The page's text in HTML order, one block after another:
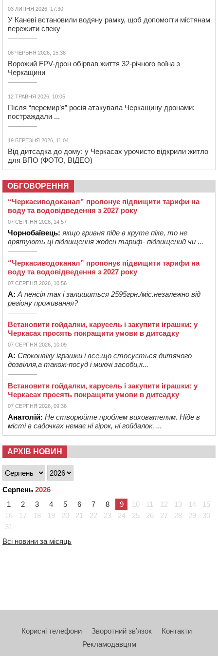
03 ЛИПНЯ 2026, 17:30
У Каневі встановили водяну рамку, щоб допомогти містянам
пережити спеку
08 ЧЕРВНЯ 2026, 15:38
Ворожий FPV-дрон обірвав життя 32-річного воїна з
Черкащини
12 ТРАВНЯ 2026, 10:05
Після “перемир’я” росія атакувала Черкащину дронами:
постраждали ...
19 БЕРЕЗНЯ 2026, 11:04
Від дитсадка до дому: у Черкасах урочисто відкрили житло
для ВПО (ФОТО, ВІДЕО)
ОБГОВОРЕННЯ
“Черкасиводоканал” пропонує підвищити тарифи на
воду та водовідведення з 2027 року
07 СЕРПНЯ 2026, 14:57
Чорнобаївець: якщо гривня піде в круте піке, то не
врятують ці підвищення жоден тариф- підвищений чи ...
“Черкасиводоканал” пропонує підвищити тарифи на
воду та водовідведення з 2027 року
07 СЕРПНЯ 2026, 10:56
А: А пенсія так і залишиться 2595грн./міс.незалежно від
регіону проживання?
Встановити гойдалки, карусель і закупити іграшки: у
Черкасах просять покращити умови в дитсадку
07 СЕРПНЯ 2026, 10:09
А: Споконвіку іграшки і все,що стосується дитячого
дозвілля,а також-посуд і миючі засоби,к...
Встановити гойдалки, карусель і закупити іграшки: у
Черкасах просять покращити умови в дитсадку
07 СЕРПНЯ 2026, 09:36
Анатолій: Не створюйте проблем вихователям. Ніде в
місті в садочках немає ні гірок, ні гойдалок, ...
АРХІВ НОВИН
Серпень 2026
1
2 3 4 5 6 7 8 9 10 11 12 13 14
15
16
17 18 19 20 21 22 23 24 25 26 27 28 29
30
31
Всі новини за місяць
Корисні телефони Зворотний зв’язок
Контакти
Рекламодавцям